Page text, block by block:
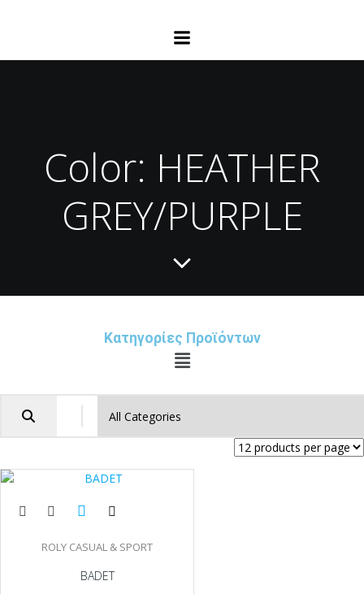
Color: HEATHER
GREY/PURPLE
Κατηγορίες Προϊόντων
ROLY CASUAL & SPORT
BADET